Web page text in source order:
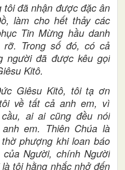
đã nhận được đặc ân
làm cho hết thảy các
Tin Mừng hầu danh
rỡ. Trong số đó, có cả
người đã được kêu gọi
Kitô.
Giêsu Kitô, tôi tạ ơn
về tất cả anh em, vì
ai ai cũng đều nói
em. Thiên Chúa là
phượng khi loan báo
Người, chính Người
tôi hằng nhắc nhở đến